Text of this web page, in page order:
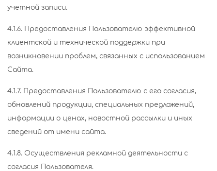
учетной записи.
4.1.6. Предоставления Пользователю эффективной
клиентской и технической поддержки при
возникновении проблем, связанных с использованием
Сайта.
4.1.7. Предоставления Пользователю с его согласия,
обновлений продукции, специальных предложений,
информации о ценах, новостной рассылки и иных
сведений от имени сайта.
4.1.8. Осуществления рекламной деятельности с
согласия Пользователя.